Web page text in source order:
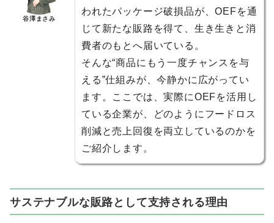
谷澤まさみ
われたパッケージ破損品が、OEFを通
じて新たな販路を得て、生き生きと消
費者のもとへ届いている。
そんな“商品にもう一度チャンスを与
える”仕組みが、今静かに広がってい
ます。ここでは、実際にOEFを活用し
ている企業が、どのようにフードロス
削減と売上回復を両立しているのかを
ご紹介します。
サステナブルな販路として支持される理由